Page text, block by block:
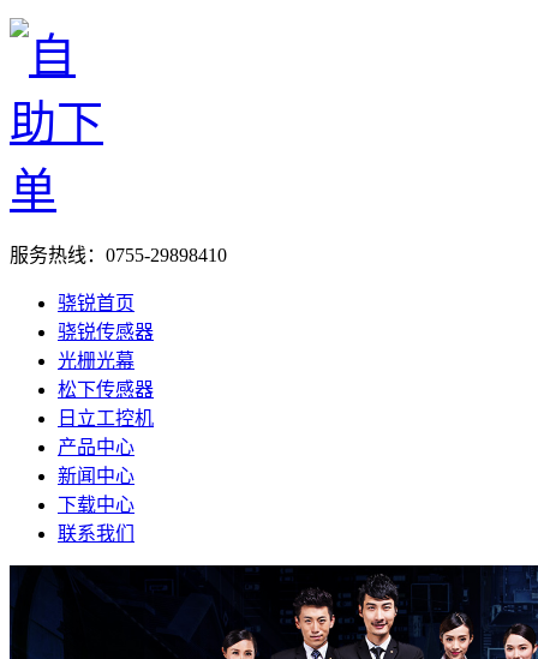
服务热线： 0755-29898410
骁锐首页
骁锐传感器
光栅光幕
松下传感器
日立工控机
产品中心
新闻中心
下载中心
联系我们